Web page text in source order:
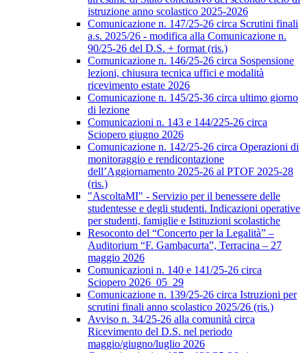
istruzione anno scolastico 2025-2026
Comunicazione n. 147/25-26 circa Scrutini finali
a.s. 2025/26 - modifica alla Comunicazione n.
90/25-26 del D.S. + format (ris.)
Comunicazione n. 146/25-26 circa Sospensione
lezioni, chiusura tecnica uffici e modalità
ricevimento estate 2026
Comunicazione n. 145/25-36 circa ultimo giorno
di lezione
Comunicazioni n. 143 e 144/225-26 circa
Sciopero giugno 2026
Comunicazione n. 142/25-26 circa Operazioni di
monitoraggio e rendicontazione
dell’Aggiornamento 2025-26 al PTOF 2025-28
(ris.)
"AscoltaMI" - Servizio per il benessere delle
studentesse e degli studenti. Indicazioni operative
per studenti, famiglie e Istituzioni scolastiche
Resoconto del “Concerto per la Legalità” –
Auditorium “F. Gambacurta”, Terracina – 27
maggio 2026
Comunicazioni n. 140 e 141/25-26 circa
Sciopero 2026_05_29
Comunicazione n. 139/25-26 circa Istruzioni per
scrutini finali anno scolastico 2025/26 (ris.)
Avviso n. 34/25-26 alla comunità circa
Ricevimento del D.S. nel periodo
maggio/giugno/luglio 2026